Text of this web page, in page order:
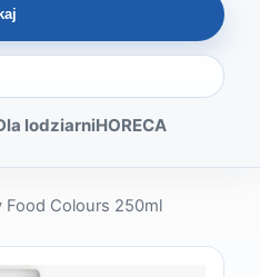
lodziarniHORECA
Food Colours 250ml